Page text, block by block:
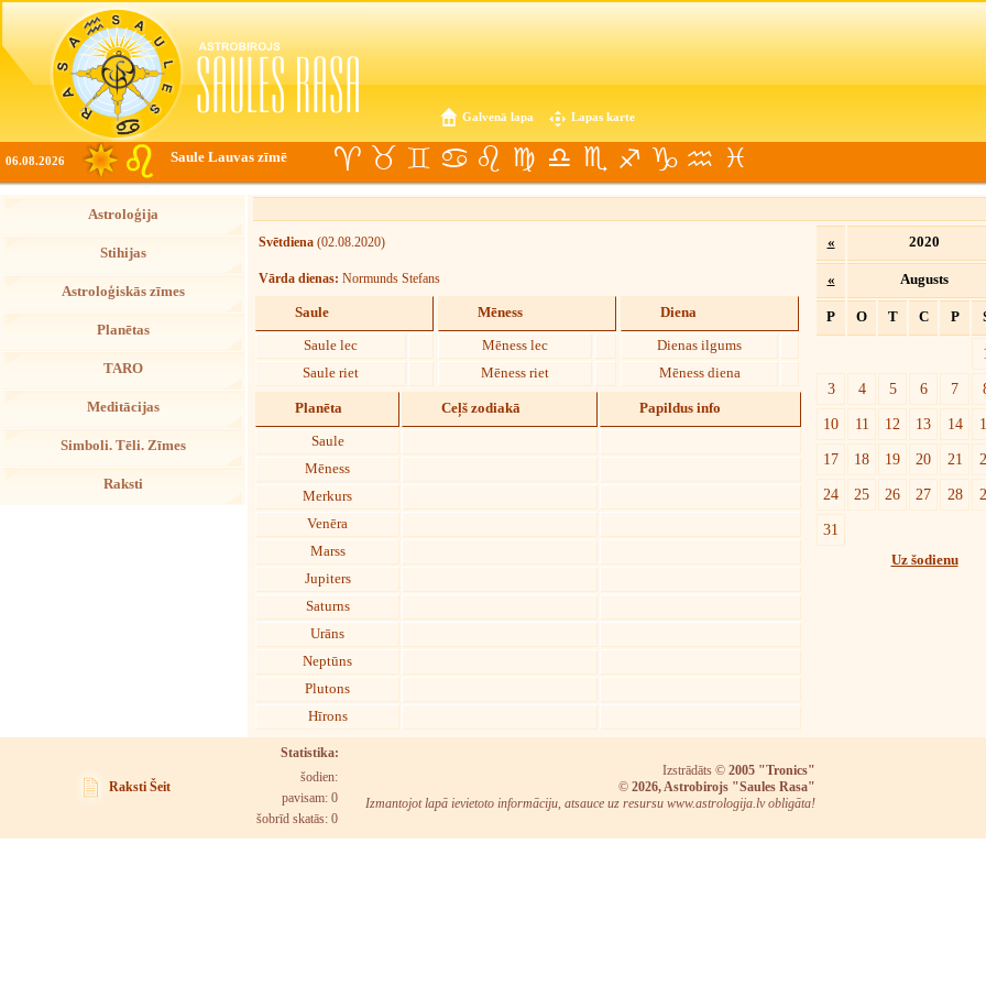
Galvenā lapa Lapas karte
06.08.2026 Saule Lauvas zīmē
Astroloģija
Stihijas
Astroloģiskās zīmes
Planētas
TARO
Meditācijas
Simboli. Tēli. Zīmes
Raksti
Svētdiena (02.08.2020)
Vārda dienas: Normunds Stefans
Saule
Saule lec
Saule riet
Mēness
Mēness lec
Mēness riet
Diena
Dienas ilgums
Mēness diena
Planēta Ceļš zodiakā Papildus info
Saule
Mēness
Merkurs
Venēra
Marss
Jupiters
Saturns
Urāns
Neptūns
Plutons
Hīrons
« 2020
« Augusts
P O T C P
3
4 5 6 7
10
11 12 13 14
17
18 19 20 21
24
25 26 27 28
31
Uz šodienu
Raksti Šeit
Statistika:
šodien:
pavisam: 0
šobrīd skatās: 0
Izstrādāts © 2005 "Tronics"
© 2026, Astrobirojs "Saules Rasa"
Izmantojot lapā ievietoto informāciju, atsauce uz resursu www.astrologija.lv obligāta!